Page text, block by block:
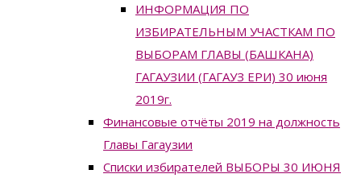
ИНФОРМАЦИЯ ПО
ИЗБИРАТЕЛЬНЫМ УЧАСТКАМ ПО
ВЫБОРАМ ГЛАВЫ (БАШКАНА)
ГАГАУЗИИ (ГАГАУЗ ЕРИ) 30 июня
2019г.
Финансовые отчёты 2019 на должность
Главы Гагаузии
Списки избирателей ВЫБОРЫ 30 ИЮНЯ